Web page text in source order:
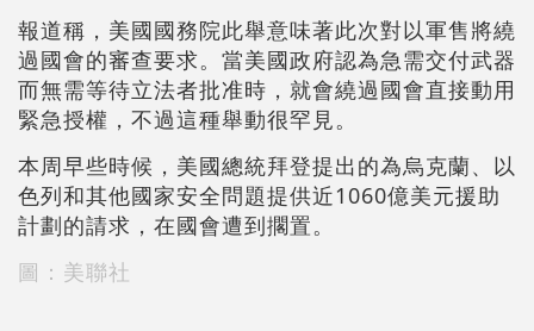
報道稱，美國國務院此舉意味著此次對以軍售將繞
過國會的審查要求。當美國政府認為急需交付武器
而無需等待立法者批准時，就會繞過國會直接動用
緊急授權，不過這種舉動很罕見。
本周早些時候，美國總統拜登提出的為烏克蘭、以
色列和其他國家安全問題提供近1060億美元援助
計劃的請求，在國會遭到擱置。
圖：美聯社